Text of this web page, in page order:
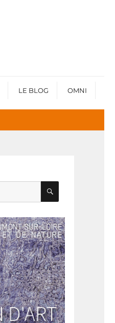
LE BLOG OMNI